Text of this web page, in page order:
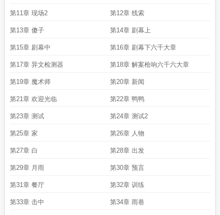
第11章 现场2 第12章 线索
第13章 傻子 第14章 剧幕上
第15章 剧幕中 第16章 剧幕下六千大章
第17章 异文检测器 第18章 解案枪响六千六大章
第19章 魔术师 第20章 新闻
第21章 欢迎光临 第22章 鸭鸭
第23章 测试 第24章 测试2
第25章 家 第26章 人物
第27章 白 第28章 出发
第29章 月雨 第30章 预言
第31章 餐厅 第32章 训练
第33章 击中 第34章 雨巷